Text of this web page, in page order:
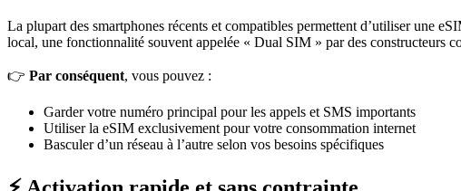
La plupart des smartphones récents et compatibles permettent d’utiliser une
local, une fonctionnalité souvent appelée « Dual SIM » par des constructeurs
👉 Par conséquent, vous pouvez :
Garder votre numéro principal pour les appels et SMS importants
Utiliser la eSIM exclusivement pour votre consommation internet
Basculer d’un réseau à l’autre selon vos besoins spécifiques